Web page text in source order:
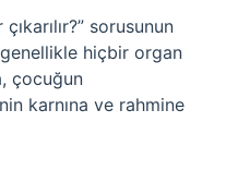
sorusunun
hiçbir organ
çocuğun
karnına ve rahmine